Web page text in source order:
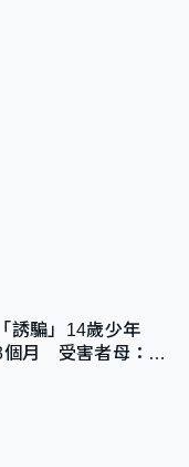
誘騙」14歲少年
月 受害者母：要